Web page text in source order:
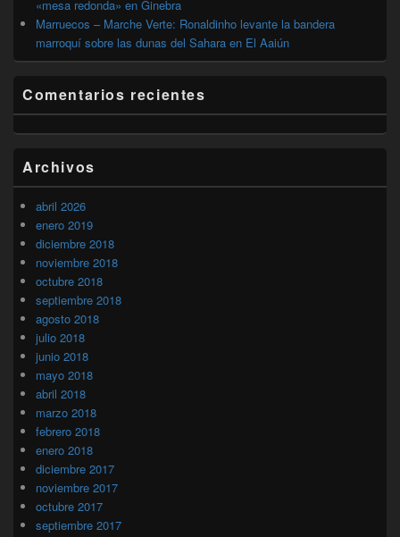
«mesa redonda» en Ginebra
Marruecos – Marche Verte: Ronaldinho levante la bandera
marroquí sobre las dunas del Sahara en El Aaiún
Comentarios recientes
Archivos
abril 2026
enero 2019
diciembre 2018
noviembre 2018
octubre 2018
septiembre 2018
agosto 2018
julio 2018
junio 2018
mayo 2018
abril 2018
marzo 2018
febrero 2018
enero 2018
diciembre 2017
noviembre 2017
octubre 2017
septiembre 2017